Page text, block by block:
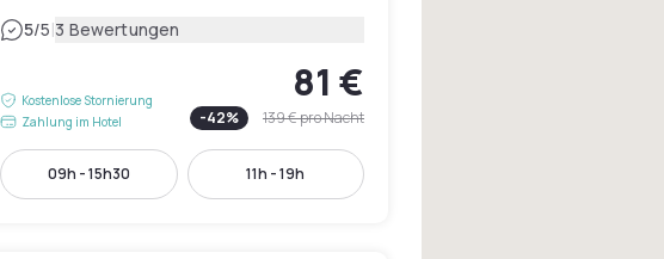
5/5|3 Bewertungen
Kostenlose Stornierung
Zahlung im Hotel
81 €
-42% 139 €pro Nacht
09h - 15h30 11h - 19h